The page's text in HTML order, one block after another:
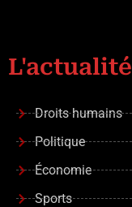
L'actualité
Droits humains
Politique
Économie
Sports